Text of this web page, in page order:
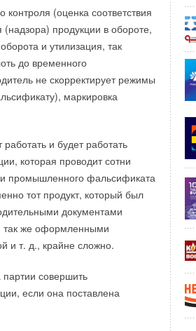
(оценка соответствия
продукции в обороте,
и утилизация, так
до временного
не скорректирует режимы
маркировка
и будет работать
которая проводит сотни
промышленного фальсификата
тот продукт, который был
документами
так же оформленными
и т. д., крайне сложно.
совершить
если она поставлена
Глейзером, долго
это осуществимо,
из-за необходимости
для получения необходимой
на конференции,
достижениям
энергетики для борьбы
ракеты Starship
энергетику
Калифорнийского
Solar Power Demonstrator,
В стадии разработки
источников энергии